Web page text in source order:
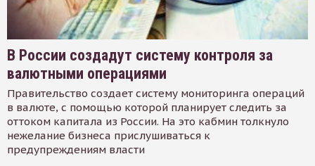
В России создадут систему контроля за
валютными операциями
Правительство создает систему мониторинга операций
в валюте, с помощью которой планирует следить за
оттоком капитала из России. На это кабмин толкнуло
нежелание бизнеса прислушиваться к
предупреждениям власти